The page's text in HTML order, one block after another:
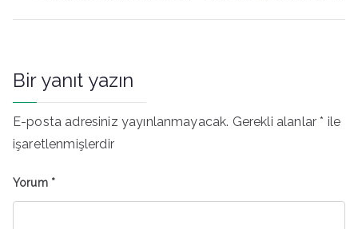
Bir yanıt yazın
E-posta adresiniz yayınlanmayacak. Gerekli alanlar* ile
işaretlenmişlerdir
Yorum *